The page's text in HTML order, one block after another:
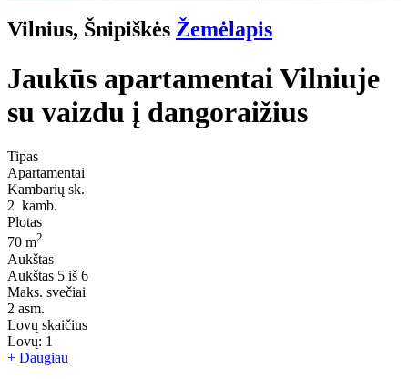
Vilnius, Šnipiškės Žemėlapis
Jaukūs apartamentai Vilniuje
su vaizdu į dangoraižius
Tipas
Apartamentai
Kambarių sk.
2 kamb.
Plotas
70 m2
Aukštas
Aukštas 5 iš 6
Maks. svečiai
2 asm.
Lovų skaičius
Lovų: 1
+ Daugiau